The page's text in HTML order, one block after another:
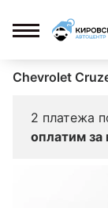
Chevrolet
2 платежа
оплатим за